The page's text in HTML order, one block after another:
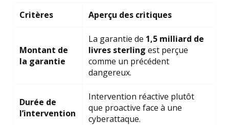
Critères Aperçu des critiques
Montant de
la garantie
La garantie de 1,5 milliard de
livres sterling est perçue
comme un précédent
dangereux.
Durée de
l’intervention
Intervention réactive plutôt
que proactive face à une
cyberattaque.